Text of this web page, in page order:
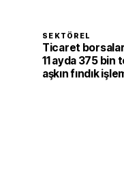
SEKTÖREL
Ticaret
11 ayda 375 bin
aşkın fındık